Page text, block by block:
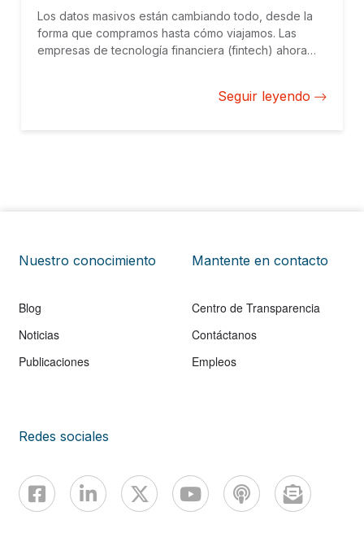
Los datos masivos están cambiando todo, desde la
forma que compramos hasta cómo viajamos. Las
empresas de tecnología financiera (fintech) ahora
digital. Las soluciones que proponen han resultado
Seguir leyendo
Nuestro conocimiento
Blog
Noticias
Publicaciones
Mantente en contacto
Centro de Transparencia
Contáctanos
Empleos
Redes sociales